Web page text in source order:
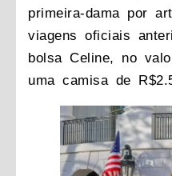
primeira-dama por
viagens oficiais
bolsa Celine, no
uma camisa de